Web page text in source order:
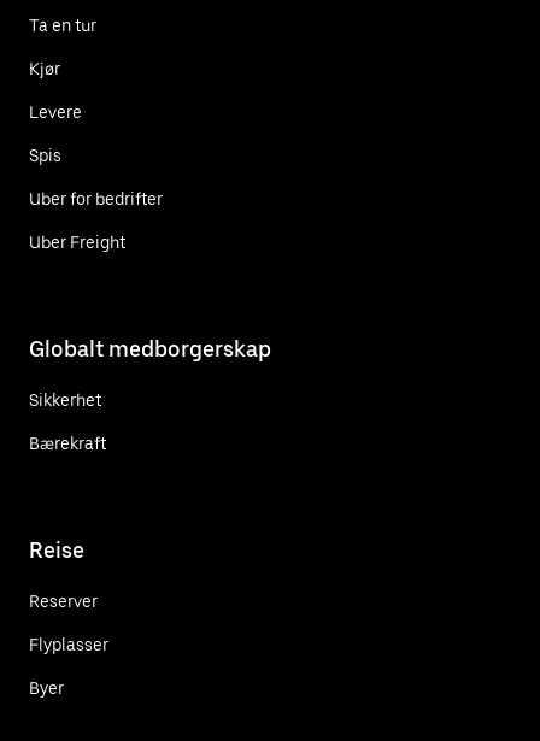
Ta en tur
Kjør
Levere
Spis
Uber for bedrifter
Uber Freight
Globalt medborgerskap
Sikkerhet
Bærekraft
Reise
Reserver
Flyplasser
Byer